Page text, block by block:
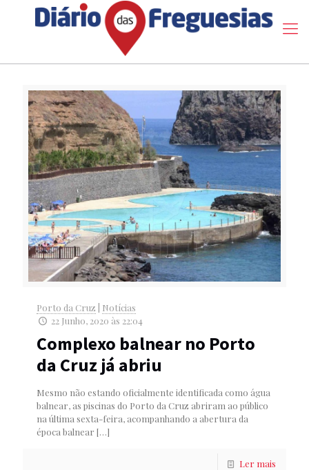
Porto da Cruz
Notícias
22 Junho, 2020 às 22:04
Complexo balnear no Porto
da Cruz já abriu
Mesmo não estando oficialmente identificada como água
balnear, as piscinas do Porto da Cruz abriram ao público
na última sexta-feira, acompanhando a abertura da
época balnear […]
Ler mais